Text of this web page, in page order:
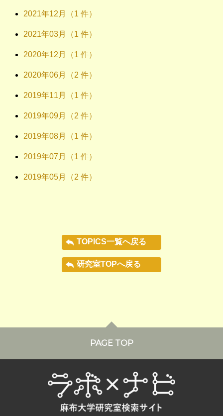
2021年12月（1 件）
2021年03月（1 件）
2020年12月（1 件）
2020年06月（2 件）
2019年11月（1 件）
2019年09月（2 件）
2019年08月（1 件）
2019年07月（1 件）
2019年05月（2 件）
TOPICS一覧へ戻る
研究室TOPへ戻る
PAGE TOP